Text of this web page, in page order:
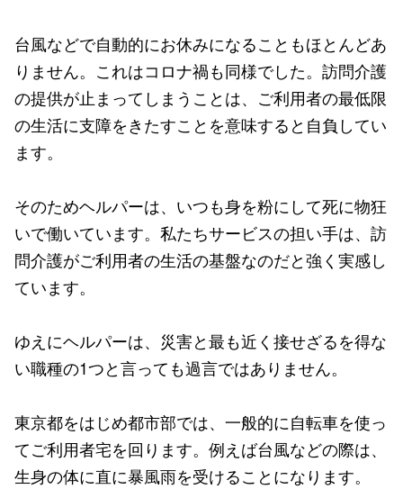
台風などで自動的にお休みになることもほとんどあ
りません。これはコロナ禍も同様でした。訪問介護
の提供が止まってしまうことは、ご利用者の最低限
の生活に支障をきたすことを意味すると自負してい
ます。
そのためヘルパーは、いつも身を粉にして死に物狂
いで働いています。私たちサービスの担い手は、訪
問介護がご利用者の生活の基盤なのだと強く実感し
ています。
ゆえにヘルパーは、災害と最も近く接せざるを得な
い職種の1つと言っても過言ではありません。
東京都をはじめ都市部では、一般的に自転車を使っ
てご利用者宅を回ります。例えば台風などの際は、
生身の体に直に暴風雨を受けることになります。